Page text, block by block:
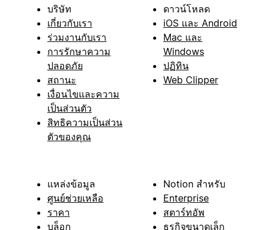
บริษัท
เกี่ยวกับเรา
ร่วมงานกับเรา
การรักษาความ
ปลอดภัย
สถานะ
เงื่อนไขและความ
เป็นส่วนตัว
สิทธิความเป็นส่วน
ตัวของคุณ
ดาวน์โหลด
iOS และ Android
Mac และ
Windows
ปฏิทิน
Web Clipper
แหล่งข้อมูล
ศูนย์ช่วยเหลือ
ราคา
บล็อก
Notion สำหรับ
Enterprise
สตาร์ทอัพ
ธุรกิจขนาดเล็ก